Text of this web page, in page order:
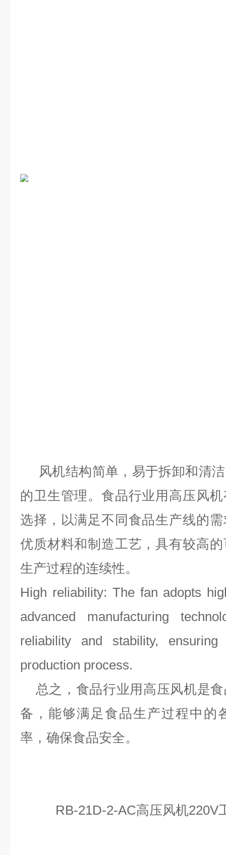
风机结构简单，易于拆卸和清
的卫生管理。食品行业用高压风
选择，以满足不同食品生产线的
优质材料和制造工艺，具有较高
生产过程的连续性。
High reliability: The fan adopts
advanced manufacturing
reliability and stability,
production process.
总之，食品行业用高压风机是
备，能够满足食品生产过程中的
率，确保食品安全。
RB-21D-2-AC高压风机220V